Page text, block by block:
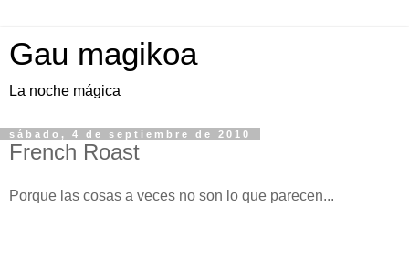
Gau magikoa
La noche mágica
sábado, 4 de septiembre de 2010
French Roast
Porque las cosas a veces no son lo que parecen...